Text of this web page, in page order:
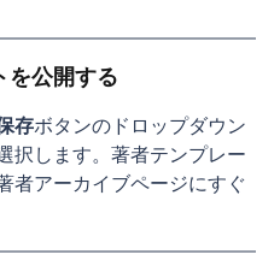
を公開する
存ボタンのドロップダウン
択します。著者テンプレー
者アーカイブページにすぐ